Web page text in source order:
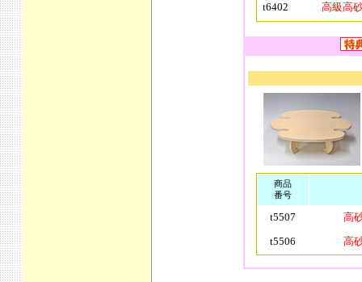
t6402 高級高
商品
番号
t5507
高
t5506
高